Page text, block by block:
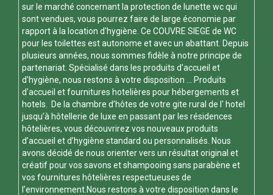
sur le marché concernant la protection de lunette wc qui
sont vendues, vous pourrez faire de large économie par
rapport à la location d'hygiène. Ce COUVRE SIEGE de WC
pour les toilettes est autonome et avec un abattant. Depuis
plusieurs années, nous sommes fidèle à notre principe de
partenariat. Spécialisé dans les produits d'accueil et
d'hygiène, nous restons à votre disposition ... Produits
d'accueil et fournitures hotelières pour hébergements et
hotels. De la chambre d’hôtes de votre gite rural de l' hotel
jusqu’à hôtellerie de luxe en passant par les résidences
hôtelières, vous découvrirez vos nouveaux produits
d’accueil et d’hygiène standard ou personnalisés. Nous
avons décidé de nous orienter vers un résultat original et
créatif pour vos savons et shampooing sans parabène et
vos fournitures hôtelières respectueuses de
l’environnement.Nous restons à votre disposition dans le